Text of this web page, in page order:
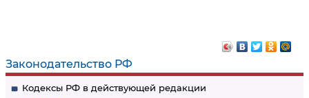
Законодательство РФ
Кодексы РФ в действующей редакции